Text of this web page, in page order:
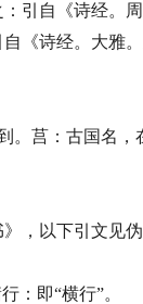
引自《诗经。周
《诗经。大雅。
。莒：古国名，
，以下引文见
：即“横行”。